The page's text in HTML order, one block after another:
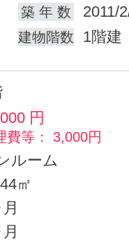
築 年 数
2011/
建物階数 1階建
円
費等： 3,000円
ルーム
㎡